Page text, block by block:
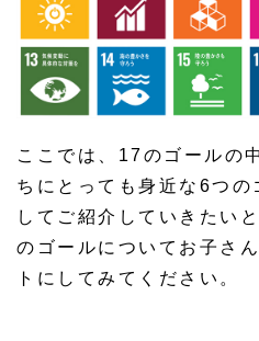
ここでは、17のゴールの
ちにとっても身近な6つ
してご紹介していきたい
のゴールについてお子さ
トにしてみてください。